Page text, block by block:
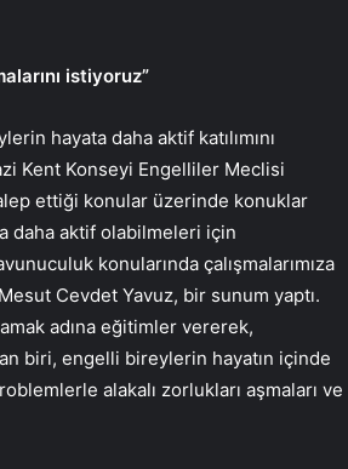
istiyoruz”
hayata daha aktif katılımını
Kent Konseyi Engelliler Meclisi
ettiği konular üzerinde konuklar
daha aktif olabilmeleri için
konularında çalışmalarımıza
Cevdet Yavuz, bir sunum yaptı.
adına eğitimler vererek,
biri, engelli bireylerin hayatın içinde
alakalı zorlukları aşmaları ve